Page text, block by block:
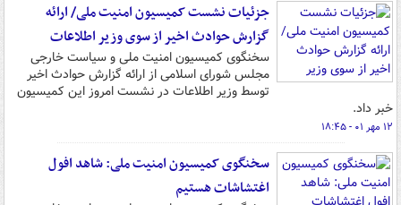
جزئیات نشست کمیسیون امنیت ملی/ ارائه
گزارش حوادث اخیر از سوی وزیر اطلاعات
سخنگوی کمیسیون امنیت ملی و سیاست خارجی
مجلس شورای اسلامی از ارائه گزارش حوادث اخیر
توسط وزیر اطلاعات در نشست امروز این کمیسیون
خبر داد.
۱۲ مهر ۰۱ - ۱۸:۴۵
سخنگوی کمیسیون امنیت ملی: شاهد افول
اغتشاشات هستیم